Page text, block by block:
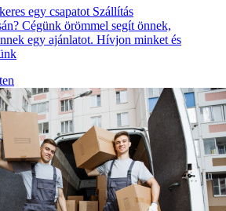
egy csapatot Szállítás
Cégünk örömmel segít önnek,
egy ajánlatot. Hívjon minket és